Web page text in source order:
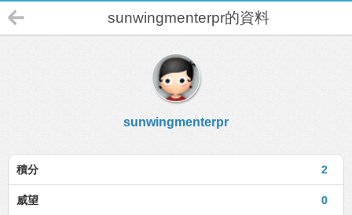
sunwingmenterpr的資料
sunwingmenterpr
2
積分
0
威望